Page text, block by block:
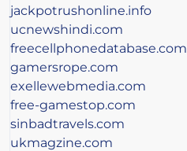
jackpotrushonline.info
ucnewshindi.com
freecellphonedatabase.com
gamersrope.com
exellewebmedia.com
free-gamestop.com
sinbadtravels.com
ukmagzine.com